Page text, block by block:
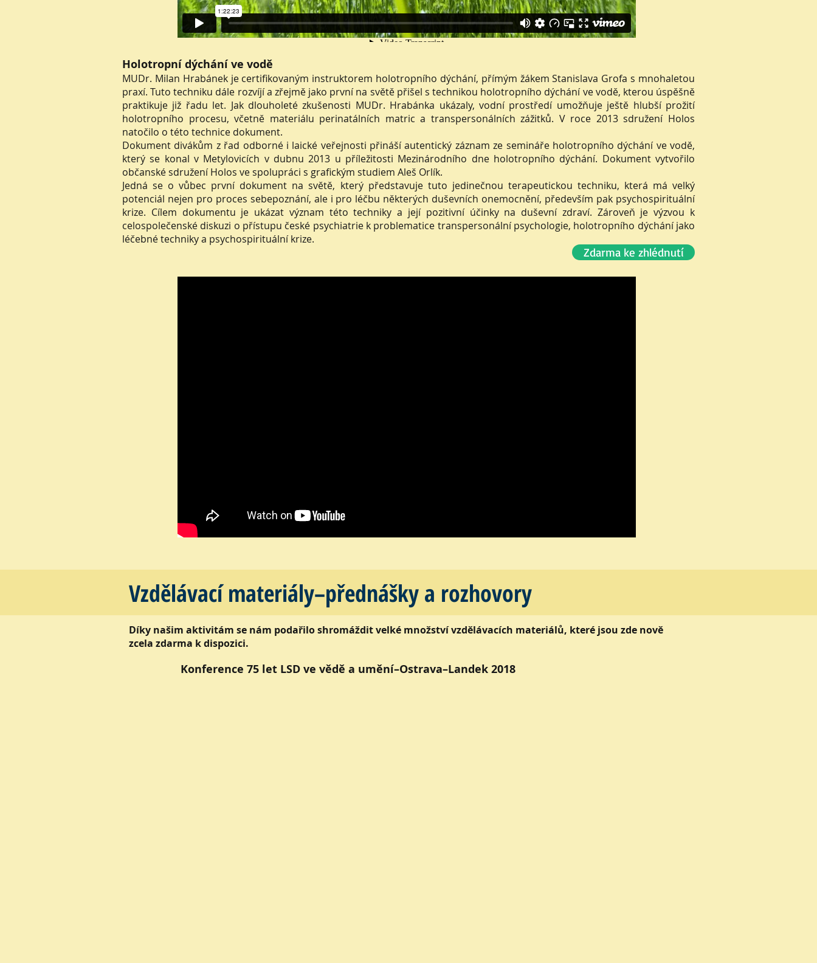
Holotropní dýchání ve vodě
MUDr. Milan Hrabánek je certifikovaným instruktorem holotropního dýchání, přímým žákem Stanislava Grofa s mnohaletou
praxí. Tuto techniku dále rozvíjí a zřejmě jako první na světě přišel s technikou holotropního dýchání ve vodě, kterou úspěšně
praktikuje již řadu let. Jak dlouholeté zkušenosti MUDr. Hrabánka ukázaly, vodní prostředí umožňuje ještě hlubší prožití
holotropního procesu, včetně materiálu perinatálních matric a transpersonálních zážitků. V roce 2013 sdružení Holos
natočilo o této technice dokument.
Dokument divákům z řad odborné i laické veřejnosti přináší autentický záznam ze semináře holotropního dýchání ve vodě,
který se konal v Metylovicích v dubnu 2013 u příležitosti Mezinárodního dne holotropního dýchání. Dokument vytvořilo
občanské sdružení Holos ve spolupráci s grafickým studiem Aleš Orlík.
Jedná se o vůbec první dokument na světě, který představuje tuto jedinečnou terapeutickou techniku, která má velký
potenciál nejen pro proces sebepoznání, ale i pro léčbu některých duševních onemocnění, především pak psychospirituální
krize. Cílem dokumentu je ukázat význam této techniky a její pozitivní účinky na duševní zdraví. Zároveň je výzvou k
celospolečenské diskuzi o přístupu české psychiatrie k problematice transpersonální psychologie, holotropního dýchání jako
léčebné techniky a psychospirituální krize.
Zdarma ke zhlédnutí
Vzdělávací materiály–přednášky a rozhovory
Díky našim aktivitám se nám podařilo shromáždit velké množství vzdělávacích materiálů, které jsou zde nově
zcela zdarma k dispozici.
Konference 75 let LSD ve vědě a umění–Ostrava–Landek 2018